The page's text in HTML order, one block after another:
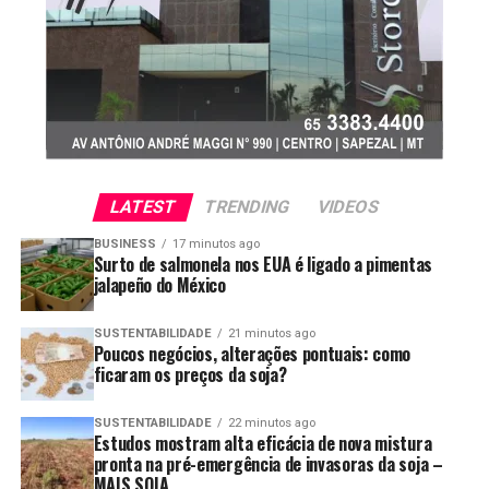
Foto: Pedro Silvestre/Canal Rural Mato Grosso
Crescimento profissional dentro da
fazenda
O ingresso definitivo aconteceu poucos meses depois da
primeira safra, quando surgiu uma vaga fixa na
propriedade. A partir dali, a rotina passou a ser de
LATEST TRENDING VIDEOS
BUSINESS 17 minutos ago
Surto de salmonela nos EUA é ligado a pimentas
jalapeño do México
SUSTENTABILIDADE 21 minutos ago
Poucos negócios, alterações pontuais: como
ficaram os preços da soja?
SUSTENTABILIDADE 22 minutos ago
Estudos mostram alta eficácia de nova mistura
pronta na pré-emergência de invasoras da soja –